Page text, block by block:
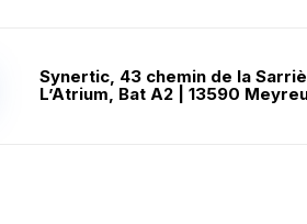
Synertic, 43 chemin de la
L’Atrium, Bat A2 | 13590